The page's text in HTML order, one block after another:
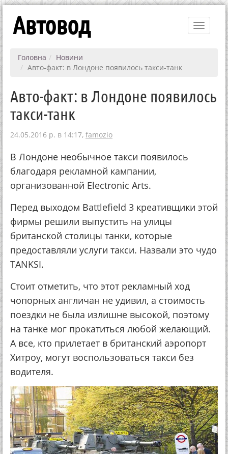
Toggle
Автовод
Головна
Новини
Авто-факт: в Лондоне появилось такси-танк
Авто-факт: в Лондоне появилось
такси-танк
24.05.2016 р. в 14:17, famozio
В Лондоне необычное такси появилось
благодаря рекламной кампании,
организованной Electronic Arts.
Перед выходом Battlefield 3 креативщики этой
фирмы решили выпустить на улицы
британской столицы танки, которые
предоставляли услуги такси. Назвали это чудо
TANKSI.
Стоит отметить, что этот рекламный ход
чопорных англичан не удивил, а стоимость
поездки не была излишне высокой, поэтому
на танке мог прокатиться любой желающий.
А все, кто прилетает в британский аэропорт
Хитроу, могут воспользоваться такси без
водителя.